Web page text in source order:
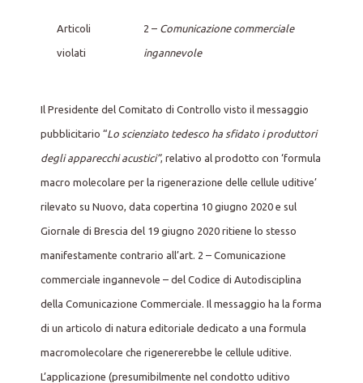
Articoli
violati
2 – Comunicazione commerciale
ingannevole
Il Presidente del Comitato di Controllo visto il messaggio
pubblicitario “Lo scienziato tedesco ha sfidato i produttori
degli apparecchi acustici”, relativo al prodotto con ‘formula
macro molecolare per la rigenerazione delle cellule uditive’
rilevato su Nuovo, data copertina 10 giugno 2020 e sul
Giornale di Brescia del 19 giugno 2020 ritiene lo stesso
manifestamente contrario all’art. 2 – Comunicazione
commerciale ingannevole – del Codice di Autodisciplina
della Comunicazione Commerciale. Il messaggio ha la forma
di un articolo di natura editoriale dedicato a una formula
macromolecolare che rigenererebbe le cellule uditive.
L’applicazione (presumibilmente nel condotto uditivo